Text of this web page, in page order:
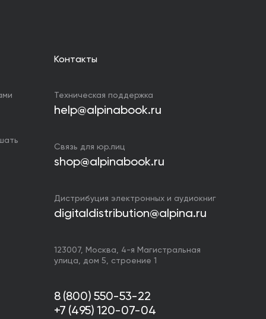
Контакты
Техническая поддержка
help@alpinabook.ru
Связь для юр.лиц
shop@alpinabook.ru
Дистрибуция электронных и аудиокниг
digitaldistribution@alpina.ru
123007, Москва, 4-я Магистральная
улица, дом 5, строение 1
8 (800) 550-53-22
+7 (495) 120-07-04